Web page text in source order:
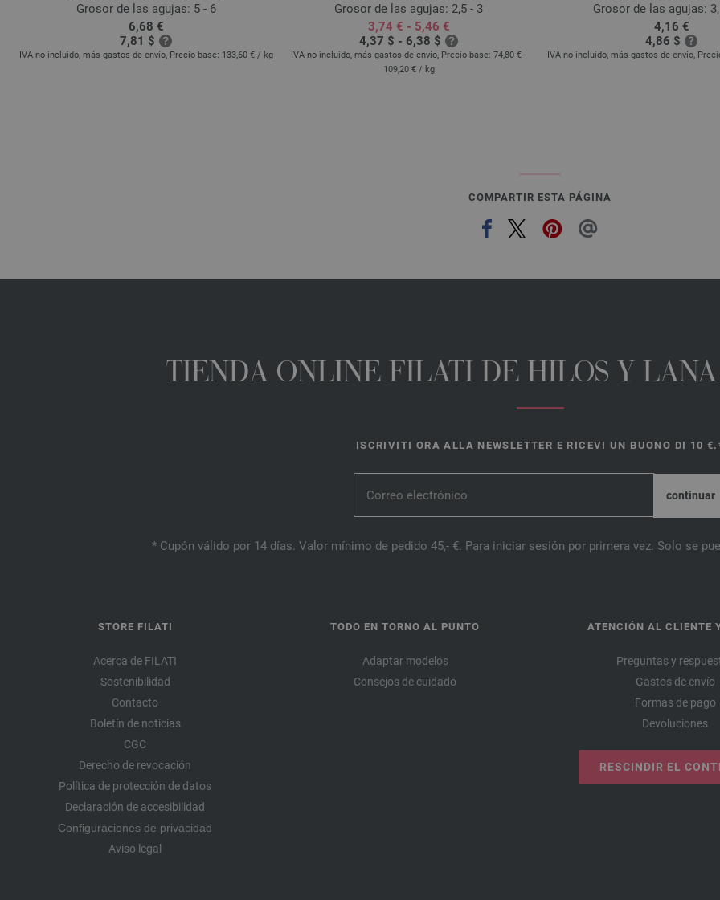
Grosor de las agujas: 5 - 6
6,68 €
7,81 $
IVA no incluido, más gastos de envío, Precio base: 133,60 € / kg
Grosor de las agujas: 2,5 - 3
3,74 € - 5,46 €
4,37 $ - 6,38 $
IVA no incluido, más gastos de envío, Precio base: 74,80 € -
109,20 € / kg
Grosor de las agujas:
4,16 €
4,86 $
IVA no incluido, más gastos de envío,
COMPARTIR ESTA PÁGINA
TIENDA ONLINE FILATI DE HILOS Y LANA
ISCRIVITI ORA ALLA NEWSLETTER E RICEVI UN BUONO DI 10
* Cupón válido por 14 días. Valor mínimo de pedido 45,- €. Para iniciar sesión por primera vez. Solo se
STORE FILATI
Acerca de FILATI
Sostenibilidad
Contacto
Boletín de noticias
CGC
Derecho de revocación
Política de protección de datos
Declaración de accesibilidad
Configuraciones de privacidad
Aviso legal
TODO EN TORNO AL PUNTO
Adaptar modelos
Consejos de cuidado
ATENCIÓN AL CLIENTE
Preguntas y
Gastos de envío
Formas de pago
Devoluciones
RESCINDIR EL